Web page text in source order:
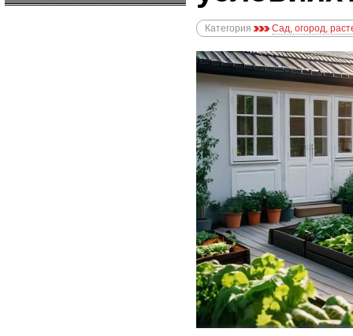
Категория Сад, огород,